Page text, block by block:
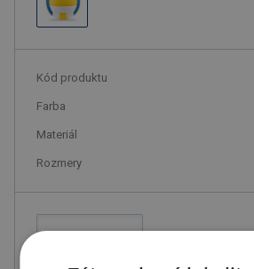
Kód produktu
Farba
Materiál
Rozmery